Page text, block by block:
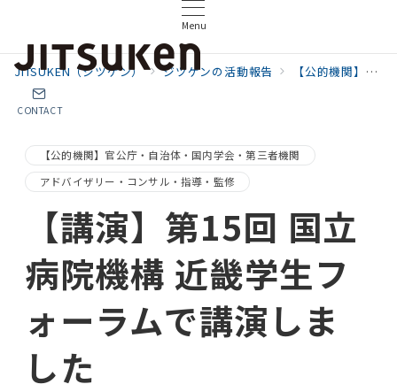
Menu
CONTACT
JITSUKEN（ジツケン） ジツケンの活動報告 【公的機関】官公庁・自治体・国内学会・第三者機関
【公的機関】官公庁・自治体・国内学会・第三者機関
アドバイザリー・コンサル・指導・監修
【講演】第15回 国立
病院機構 近畿学生フ
ォーラムで講演しま
した